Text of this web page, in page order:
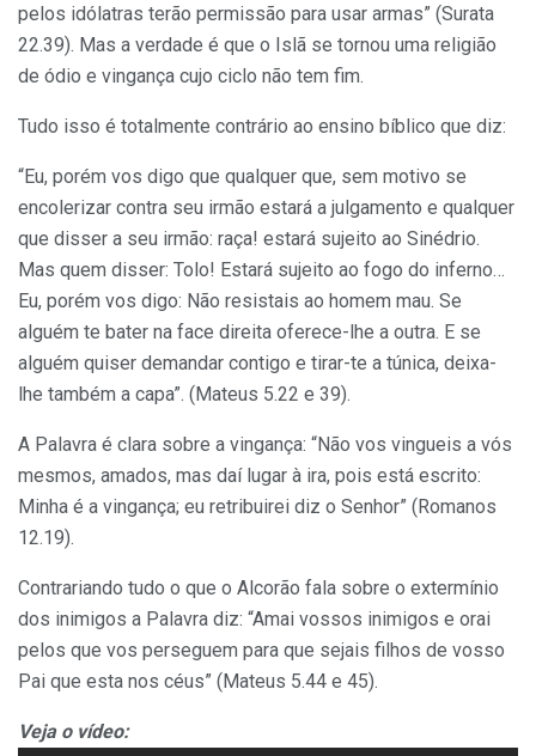
pelos idólatras terão permissão para usar armas” (Surata
22.39). Mas a verdade é que o Islã se tornou uma religião
de ódio e vingança cujo ciclo não tem fim.
Tudo isso é totalmente contrário ao ensino bíblico que diz:
“Eu, porém vos digo que qualquer que, sem motivo se
encolerizar contra seu irmão estará a julgamento e qualquer
que disser a seu irmão: raça! estará sujeito ao Sinédrio.
Mas quem disser: Tolo! Estará sujeito ao fogo do inferno…
Eu, porém vos digo: Não resistais ao homem mau. Se
alguém te bater na face direita oferece-lhe a outra. E se
alguém quiser demandar contigo e tirar-te a túnica, deixa-
lhe também a capa”. (Mateus 5.22 e 39).
A Palavra é clara sobre a vingança: “Não vos vingueis a vós
mesmos, amados, mas daí lugar à ira, pois está escrito:
Minha é a vingança; eu retribuirei diz o Senhor” (Romanos
12.19).
Contrariando tudo o que o Alcorão fala sobre o extermínio
dos inimigos a Palavra diz: “Amai vossos inimigos e orai
pelos que vos perseguem para que sejais filhos de vosso
Pai que esta nos céus” (Mateus 5.44 e 45).
Veja o vídeo: